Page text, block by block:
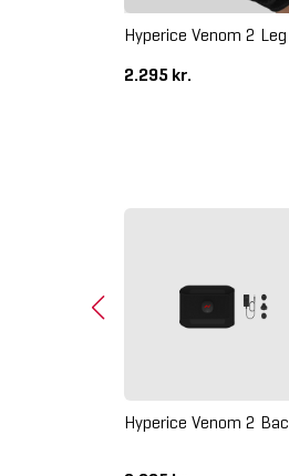
Hyperice Venom 2 Leg
2.295 kr.
Hyperice Venom 2